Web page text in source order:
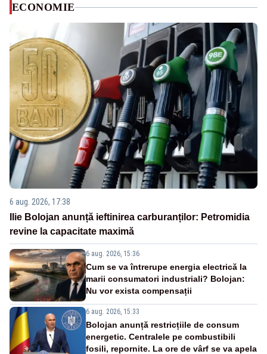
ECONOMIE
6 aug. 2026, 17:38
Ilie Bolojan anunță ieftinirea carburanților: Petromidia
revine la capacitate maximă
6 aug. 2026, 15:36
Cum se va întrerupe energia electrică la
marii consumatori industriali? Bolojan:
Nu vor exista compensații
6 aug. 2026, 15:33
Bolojan anunță restricțiile de consum
energetic. Centralele pe combustibili
fosili, repornite. La ore de vârf se va apela